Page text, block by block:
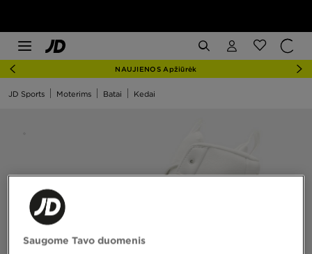
NAUJIENOS Apžiūrėk
JD Sports Moterims Batai Kedai
Saugome Tavo duomenis